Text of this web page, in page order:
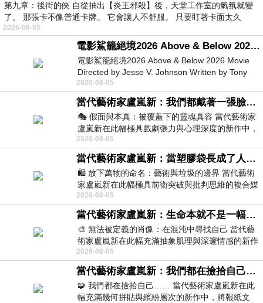
第九章：後街的俠 自從抽出【炎王邪殺】後，天堂工作室的氣氛就變
了。 那張卡不像普通卡牌。 它會讓人不舒服。 只要盯著卡面太久
2026-08-05
電影鯊籠絕境2026 Above & Below 2026 Movie
電影鯊籠絕境2026 Above & Below 2026 Movie
Directed by Jesse V. Johnson Written by Tony
Giordano Starring Laura Maran
2026-08-05
當代藝術家盧嵐新：我們都戴著一張臉，可真正的自己，總藏在那些被塗抹、被覆蓋的痕跡裡
🎭 假面與本真：被覆蓋下的靈魂真容 當代藝術家
盧嵐新在此幅極具戲劇張力與心理深度的新作中，
運用質感豐富的紙材肌理、墨痕與大膽的
2026-08-05
當代藝術家盧嵐新：當塑膠袋長成了人的模樣，我們的目光是否學會了放下偏見？
🛍️ 放下萬物的命名：藝術與垃圾的邊界 當代藝術
家盧嵐新在此幅極具前衛突破與批判思維的複合媒
材新作中，直接將被大眾定義為廢棄物
2026-08-05
當代藝術家盧嵐新：生命本就不是一幅能被定義的肖像，在混亂與交疊中拼湊完整的靈魂
🎨 無法被定義的肖像：在混沌中尋找自己 當代藝
術家盧嵐新在此幅充滿抽象肌理與深邃情感的新作
中，以灰白為基底，交織著塗抹、刮擦與
2026-08-05
當代藝術家盧嵐新：我們都在撿拾自己，將散落的情緒與碎片，拼回生命完整的輪廓
🧩 我們都在撿拾自己…… 當代藝術家盧嵐新在此
幅充滿幾何拼貼與繽紛層次的新作中，將報紙文